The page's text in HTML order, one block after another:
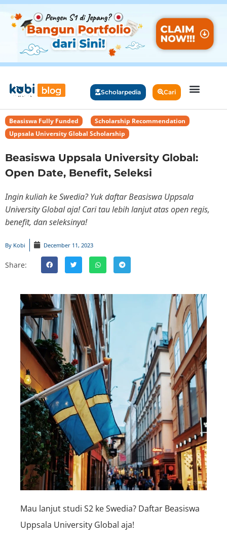
Scholarpedia Cari
Beasiswa Fully Funded Scholarship Recommendation
Uppsala University Global Scholarship
Beasiswa Uppsala University Global:
Open Date, Benefit, Seleksi
Ingin kuliah ke Swedia? Yuk daftar Beasiswa Uppsala
University Global aja! Cari tau lebih lanjut atas open regis,
benefit, dan seleksinya!
By Kobi December 11, 2023
Share:
Mau lanjut studi S2 ke Swedia? Daftar Beasiswa
Uppsala University Global aja!